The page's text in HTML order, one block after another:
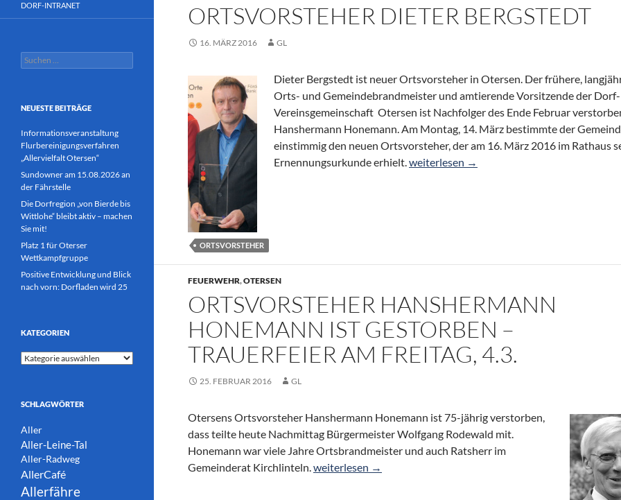
ORTSVORSTEHER DIETER BERGSTEDT
16. MÄRZ 2016 GL
Dieter Bergstedt ist neuer Ortsvorsteher in Otersen. Der frühere,
Orts- und Gemeindebrandmeister und amtierende Vorsitzende der
Vereinsgemeinschaft Otersen ist Nachfolger des Ende Februar
Hanshermann Honemann. Am Montag, 14. März bestimmte der
einstimmig den neuen Ortsvorsteher, der am 16. März 2016 im Rathaus
Ernennungsurkunde erhielt.Ortsvorsteher Dieter Bergstedt
weiterlesen →
ORTSVORSTEHER
FEUERWEHR,OTERSEN
ORTSVORSTEHER HANSHERMANN
HONEMANN IST GESTORBEN –
TRAUERFEIER AM FREITAG, 4.3.
25. FEBRUAR 2016 GL
Otersens Ortsvorsteher Hanshermann Honemann ist 75-jährig verstorben,
dass teilte heute Nachmittag Bürgermeister Wolfgang Rodewald mit.
Honemann war viele Jahre Ortsbrandmeister und auch Ratsherr im
Gemeinderat Kirchlinteln. Ortsvorsteher Hanshermann Honemann ist gestorben –
weiterlesen →
DORF-INTRANET
Suchen
nach:
NEUESTE BEITRÄGE
Informationsveranstaltung
Flurbereinigungsverfahren
„Allervielfalt Otersen“
Sundowner am 15.08.2026 an
der Fährstelle
Die Dorfregion „von Bierde bis
Wittlohe“ bleibt aktiv – machen
Sie mit!
Platz 1 für Oterser
Wettkampfgruppe
Positive Entwicklung und Blick
nach vorn: Dorfladen wird 25
KATEGORIEN
Kategorien
SCHLAGWÖRTER
Aller
Aller-Leine-Tal
Aller-Radweg
AllerCafé
Allerfähre